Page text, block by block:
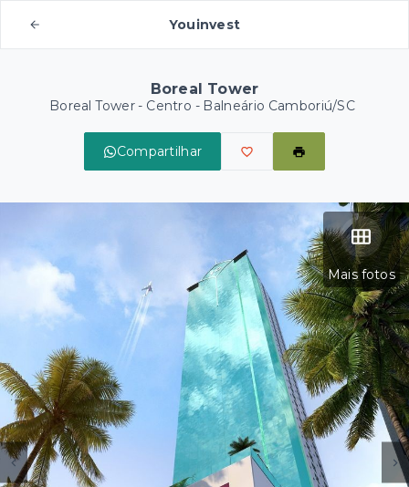
Youinvest
Boreal Tower
Boreal Tower - Centro - Balneário Camboriú/SC
Compartilhar
Mais fotos